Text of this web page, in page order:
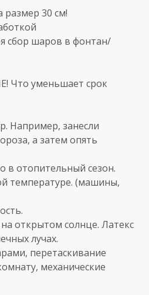
30 см!
сбор шаров в фонтан/
уменьшает срок
Например, занесли
а затем опять
в отопительный сезон.
температуре. (машины,
открытом солнце. Латекс
лучах.
перетаскивание
механические